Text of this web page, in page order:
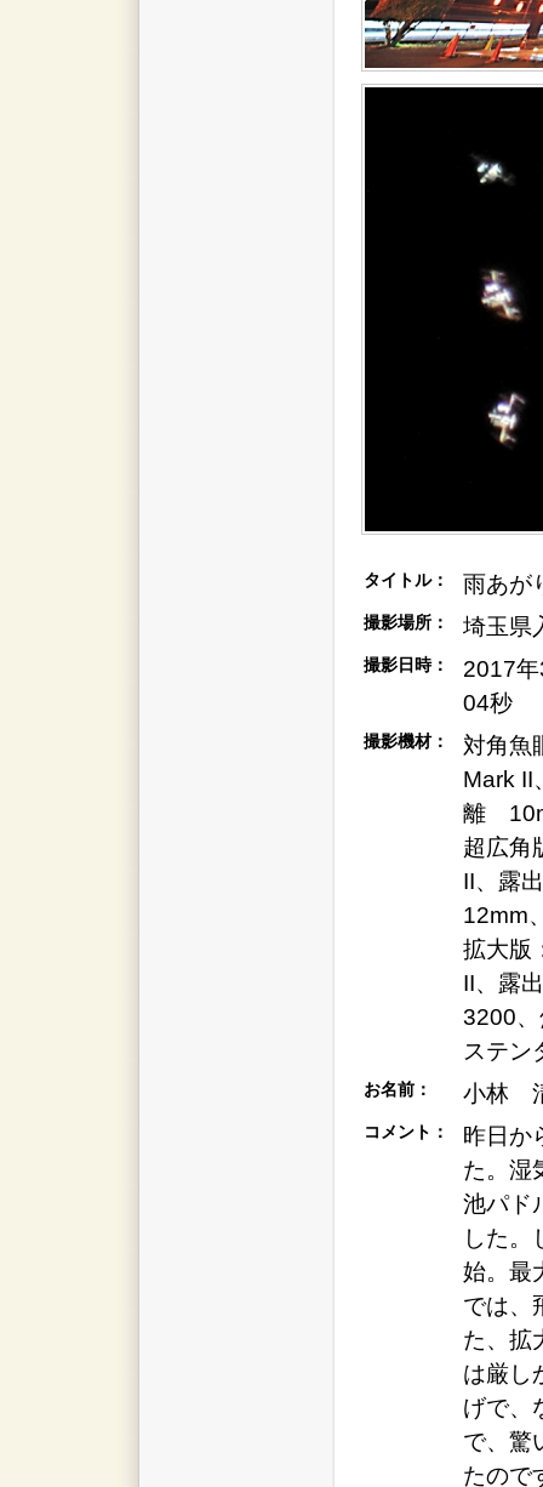
タイトル： 雨あが
撮影場所： 埼玉県
撮影日時：
2017
04秒
撮影機材：
対角魚
Mark
離
超広角
II、露
12mm
拡大版
II、露
3200
ステ
お名前： 小林
コメント：
昨日か
た。湿
池パド
した。
始。最
では、
た、拡
は厳し
げで、
で、驚
たので